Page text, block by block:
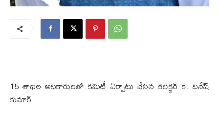
15 శాఖల అధికారులతో కమిటీ ఏర్పాటు చేసిన కలెక్టర్ కె. దినేష్
కుమార్